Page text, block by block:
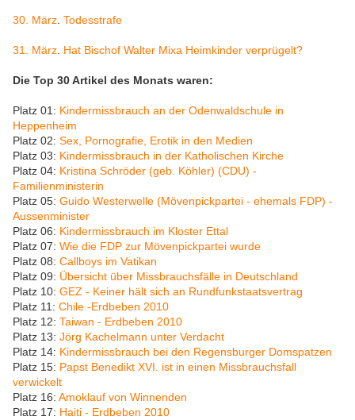
30. März Todesstrafe
31. März Hat Bischof Walter Mixa Heimkinder verprügelt?
Die Top 30 Artikel des Monats waren:
Platz 01: Kindermissbrauch an der Odenwaldschule in
Heppenheim
Platz 02: Sex, Pornografie, Erotik in den Medien
Platz 03: Kindermissbrauch in der Katholischen Kirche
Platz 04: Kristina Schröder (geb. Köhler) (CDU) -
Familienministerin
Platz 05: Guido Westerwelle (Mövenpickpartei - ehemals FDP) -
Aussenminister
Platz 06: Kindermissbrauch im Kloster Ettal
Platz 07: Wie die FDP zur Mövenpickpartei wurde
Platz 08: Callboys im Vatikan
Platz 09: Übersicht über Missbrauchsfälle in Deutschland
Platz 10: GEZ - Keiner hält sich an Rundfunkstaatsvertrag
Platz 11: Chile -Erdbeben 2010
Platz 12: Taiwan - Erdbeben 2010
Platz 13: Jörg Kachelmann unter Verdacht
Platz 14: Kindermissbrauch bei den Regensburger Domspatzen
Platz 15: Papst Benedikt XVI. ist in einen Missbrauchsfall
verwickelt
Platz 16: Amoklauf von Winnenden
Platz 17: Haiti - Erdbeben 2010